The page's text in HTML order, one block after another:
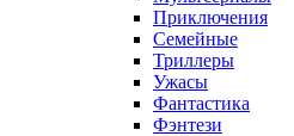
Приключения
Семейные
Триллеры
Ужасы
Фантастика
Фэнтези